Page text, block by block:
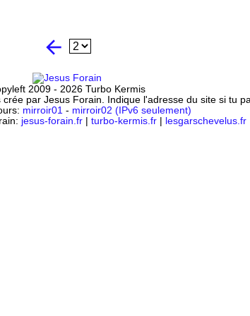
arrow_back
2009 - 2026 Turbo Kermis
par Jesus Forain. Indique l'adresse du site si tu
mirroir01 - mirroir02 (IPv6 seulement)
jesus-forain.fr| turbo-kermis.fr| lesgarschevelus.fr